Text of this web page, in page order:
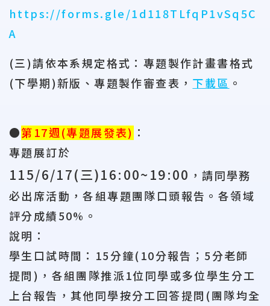
https://forms.gle/1d118TLfqP1vSq5C
A
(三)請依本系規定格式：專題製作計畫書格式
(下學期)新版、專題製作審查表， 下載區 。
●第17週(專題展發表) ：
專題展訂於
115/6/17(三)16:00~19:00 ，請同學務
必出席活動，各組專題團隊口頭報告。各領域
評分成績50% 。
說明：
學生口試時間： 15分鐘(10分報告； 5分老師
提問 ) ，各組團隊推派1位同學或多位學生分工
上台報告，其他同學按分工回答提問 (團隊均全